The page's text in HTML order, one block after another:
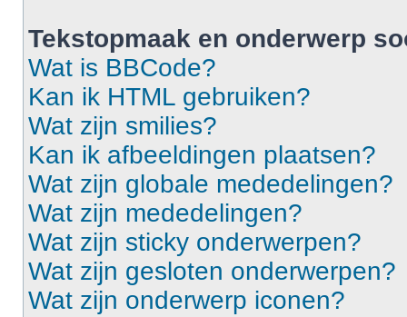
Tekstopmaak en onderwerp
Wat is BBCode?
Kan ik HTML gebruiken?
Wat zijn smilies?
Kan ik afbeeldingen plaatsen?
Wat zijn globale mededelingen?
Wat zijn mededelingen?
Wat zijn sticky onderwerpen?
Wat zijn gesloten onderwerpen?
Wat zijn onderwerp iconen?